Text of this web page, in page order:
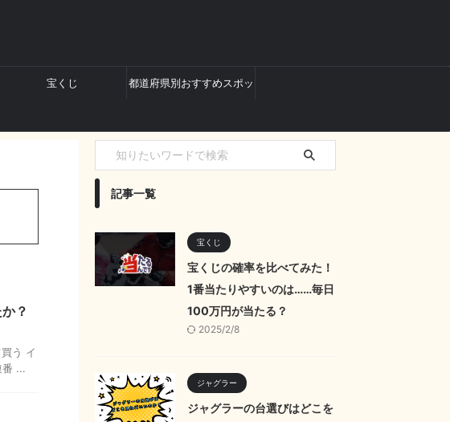
宝くじ 都道府県別おすすめスポッ
？
う イ
番 ...
記事一覧
宝くじ
宝くじの確率を比べてみた！
1番当たりやすいのは……毎日
100万円が当たる？
2025/2/8
ジャグラー
ジャグラーの台選びはどこを